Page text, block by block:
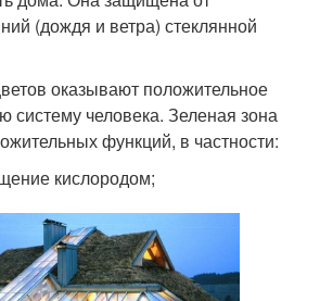
(дождя и ветра) стеклянной
оказывают положительное
систему человека. Зеленая зона
функций, в частности:
кислородом;